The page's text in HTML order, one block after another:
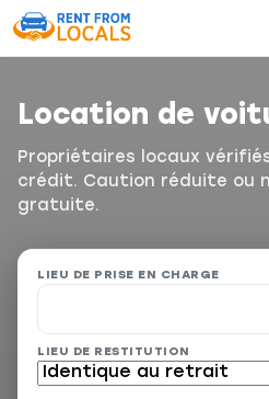
Location de
Propriétaires locaux
crédit. Caution réduite ou
gratuite.
LIEU DE PRISE EN CHARGE
LIEU DE RESTITUTION